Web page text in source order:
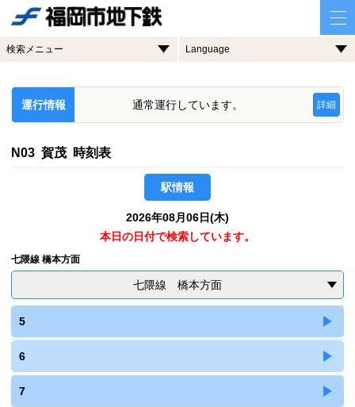
検索メニュー Language
運行情報 通常運行しています。 詳細
N03 賀茂 時刻表
駅情報
2026年08月06日(木)
本日の日付で検索しています。
七隈線 橋本方面
七隈線 橋本方面
5
6
7